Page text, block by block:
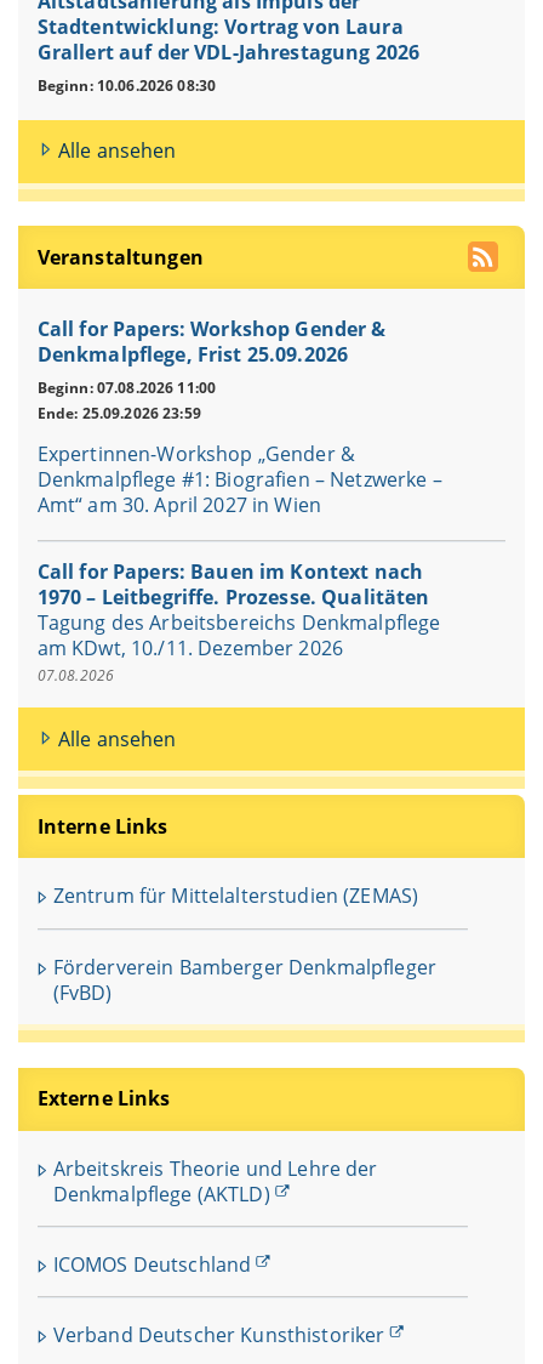
Interne Links
Zentrum für Mittelalterstudien (ZEMAS)
Förderverein Bamberger Denkmalpfleger
(FvBD)
Externe Links
Arbeitskreis Theorie und Lehre der
Denkmalpflege (AKTLD)
ICOMOS Deutschland
Verband Deutscher Kunsthistoriker
Stadtentwicklung: Vortrag von Laura
Grallert auf der VDL-Jahrestagung 2026
Beginn: 10.06.2026 08:30
Alle ansehen
Veranstaltungen
Call for Papers: Workshop Gender &
Denkmalpflege, Frist 25.09.2026
Beginn: 07.08.2026 11:00
Ende: 25.09.2026 23:59
Expertinnen-Workshop „Gender &
Denkmalpflege #1: Biografien – Netzwerke –
Amt“ am 30. April 2027 in Wien
Call for Papers: Bauen im Kontext nach
1970 – Leitbegriffe. Prozesse. Qualitäten
Tagung des Arbeitsbereichs Denkmalpflege
am KDwt, 10./11. Dezember 2026
07.08.2026
Alle ansehen